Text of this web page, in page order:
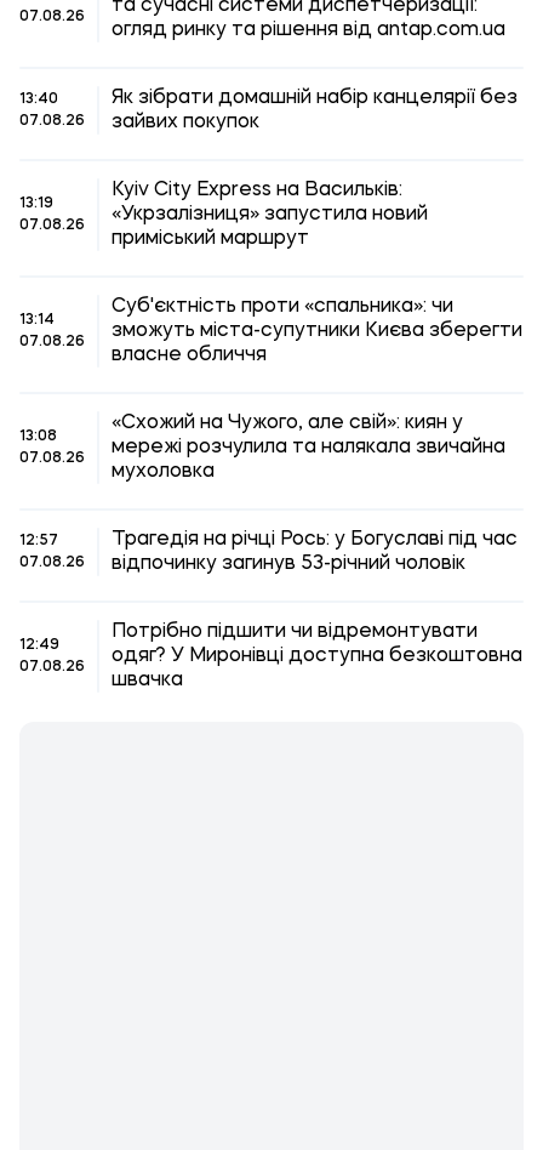
07.08.26
та сучасні системи диспетчеризації:
огляд ринку та рішення від antap.com.ua
13:40
07.08.26
Як зібрати домашній набір канцелярії без
зайвих покупок
13:19
07.08.26
Kyiv City Express на Васильків:
«Укрзалізниця» запустила новий
приміський маршрут
13:14
07.08.26
Суб'єктність проти «спальника»: чи
зможуть міста-супутники Києва зберегти
власне обличчя
13:08
07.08.26
«Схожий на Чужого, але свій»: киян у
мережі розчулила та налякала звичайна
мухоловка
12:57
07.08.26
Трагедія на річці Рось: у Богуславі під час
відпочинку загинув 53-річний чоловік
12:49
07.08.26
Потрібно підшити чи відремонтувати
одяг? У Миронівці доступна безкоштовна
швачка